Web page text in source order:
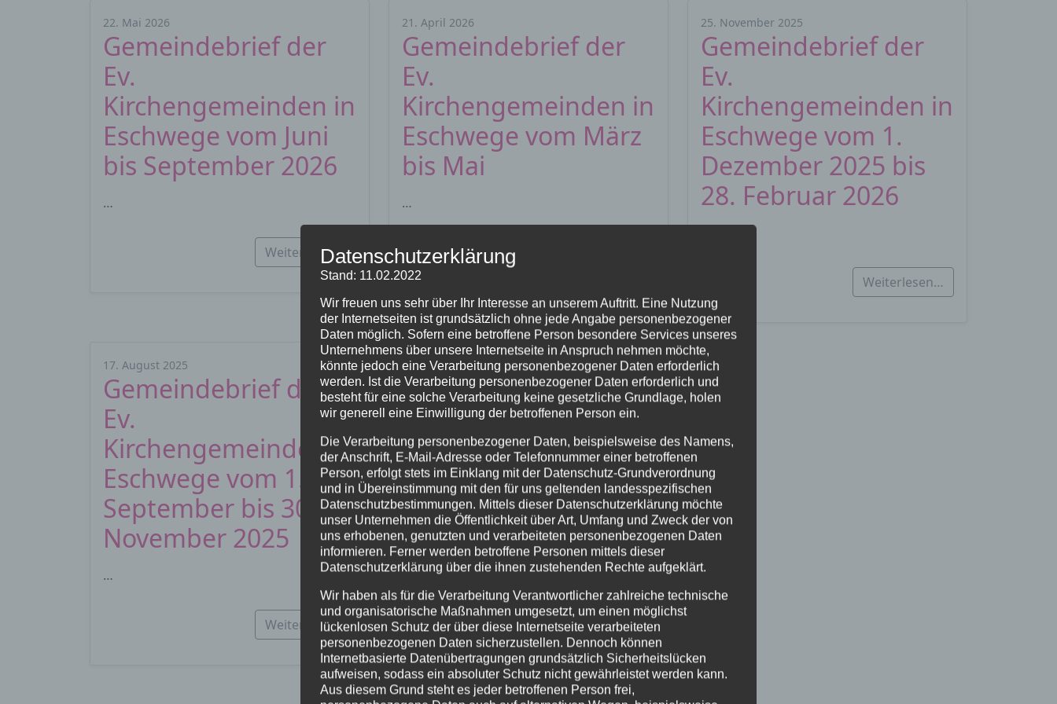
22. Mai 2026
Gemeindebrief der
Ev.
Kirchengemeinden in
Eschwege vom Juni
bis September 2026
…
Weiterlesen…
21. April 2026
Gemeindebrief der
Ev.
Kirchengemeinden in
Eschwege vom März
bis Mai
…
25. November 2025
Gemeindebrief der
Ev.
Kirchengemeinden in
Eschwege vom 1.
Dezember 2025 bis
28. Februar 2026
Weiterlesen…
17. August 2025
Gemeindebrief der
Ev.
Kirchengemeinden in
Eschwege vom 1.
September bis 30.
November 2025
…
Weiterlesen…
13. Mai 2025
Gemeindebrief der
Ev.
Kirchengemeinden in
Eschwege vom 1. Juni
bis 31. August 2025
…
Weiterlesen…
Datenschutzerklärung
Stand: 11.02.2022
Wir freuen uns sehr über Ihr Interesse an unserem Auftritt. Eine Nutzung
der Internetseiten ist grundsätzlich ohne jede Angabe personenbezogener
Daten möglich. Sofern eine betroffene Person besondere Services unseres
Unternehmens über unsere Internetseite in Anspruch nehmen möchte,
könnte jedoch eine Verarbeitung personenbezogener Daten erforderlich
werden. Ist die Verarbeitung personenbezogener Daten erforderlich und
besteht für eine solche Verarbeitung keine gesetzliche Grundlage, holen
wir generell eine Einwilligung der betroffenen Person ein.
Die Verarbeitung personenbezogener Daten, beispielsweise des Namens,
der Anschrift, E-Mail-Adresse oder Telefonnummer einer betroffenen
Person, erfolgt stets im Einklang mit der Datenschutz-Grundverordnung
und in Übereinstimmung mit den für uns geltenden landesspezifischen
Datenschutzbestimmungen. Mittels dieser Datenschutzerklärung möchte
unser Unternehmen die Öffentlichkeit über Art, Umfang und Zweck der von
uns erhobenen, genutzten und verarbeiteten personenbezogenen Daten
informieren. Ferner werden betroffene Personen mittels dieser
Datenschutzerklärung über die ihnen zustehenden Rechte aufgeklärt.
Wir haben als für die Verarbeitung Verantwortlicher zahlreiche technische
und organisatorische Maßnahmen umgesetzt, um einen möglichst
lückenlosen Schutz der über diese Internetseite verarbeiteten
personenbezogenen Daten sicherzustellen. Dennoch können
Internetbasierte Datenübertragungen grundsätzlich Sicherheitslücken
aufweisen, sodass ein absoluter Schutz nicht gewährleistet werden kann.
Aus diesem Grund steht es jeder betroffenen Person frei,